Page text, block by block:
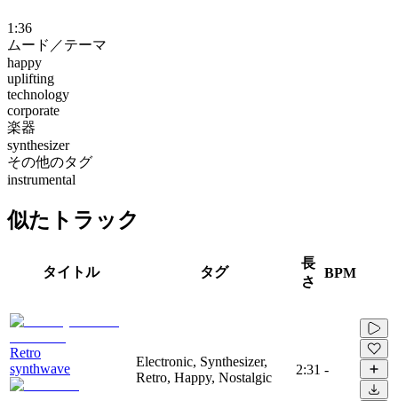
1:36
ムード／テーマ
happy
uplifting
technology
corporate
楽器
synthesizer
その他のタグ
instrumental
似たトラック
タイトル タグ
長
さ
BPM
Retro
synthwave
Electronic, Synthesizer,
Retro, Happy, Nostalgic
2:31 -